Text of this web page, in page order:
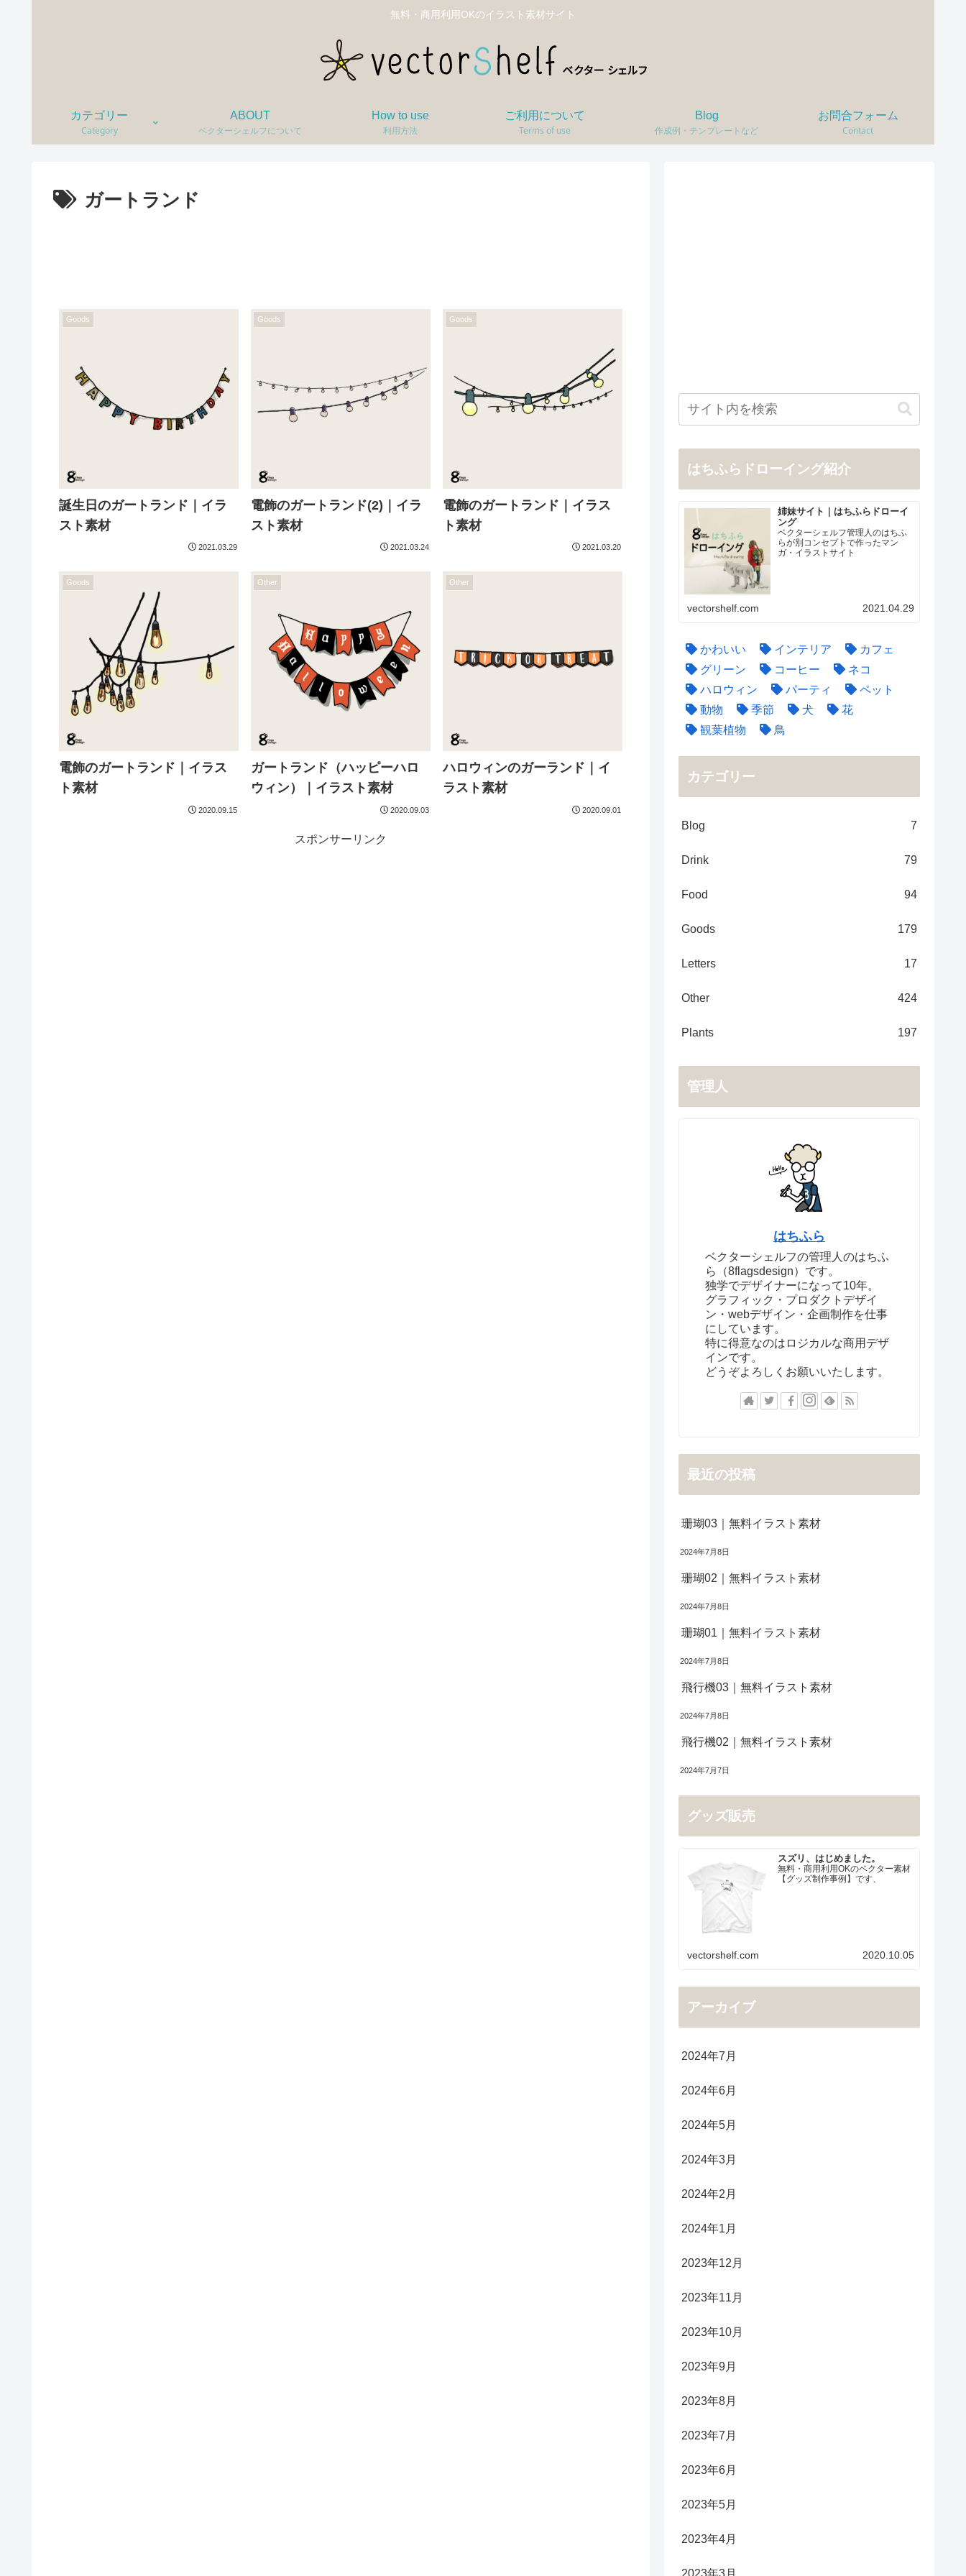
無料・商用利用OKのイラスト素材サイト
カテゴリー
Category
ABOUT
ベクターシェルフについて
How to use
利用方法
ご利用について
Terms of use
Blog
作成例・テンプレートなど
お問合フォーム
Contact
ガートランド
Goods
誕生日のガートランド｜イラ
スト素材
2021.03.29
Goods
電飾のガートランド(2)｜イラ
スト素材
2021.03.24
Goods
電飾のガートランド｜イラス
ト素材
2021.03.20
Goods
電飾のガートランド｜イラス
ト素材
2020.09.15
Other
ガートランド（ハッピーハロ
ウィン）｜イラスト素材
2020.09.03
Other
ハロウィンのガーランド｜イ
ラスト素材
2020.09.01
スポンサーリンク
はちふらドローイング紹介
姉妹サイト｜はちふらドローイ
ング
ベクターシェルフ管理人のはちふ
らが別コンセプトで作ったマン
ガ・イラストサイト
vectorshelf.com 2021.04.29
かわいい インテリア
カフェ
グリーン
コーヒー
ネコ
ハロウィン
パーティ
ペット
動物
季節 犬
花
観葉植物
鳥
カテゴリー
Blog 7
Drink 79
Food 94
Goods 179
Letters 17
Other 424
Plants 197
管理人
はちふら
ベクターシェルフの管理人のはちふ
ら（8flagsdesign）です。
独学でデザイナーになって10年。
グラフィック・プロダクトデザイ
ン・webデザイン・企画制作を仕事
にしています。
特に得意なのはロジカルな商用デザ
インです。
どうぞよろしくお願いいたします。
最近の投稿
珊瑚03｜無料イラスト素材
2024年7月8日
珊瑚02｜無料イラスト素材
2024年7月8日
珊瑚01｜無料イラスト素材
2024年7月8日
飛行機03｜無料イラスト素材
2024年7月8日
飛行機02｜無料イラスト素材
2024年7月7日
グッズ販売
スズリ、はじめました。
無料・商用利用OKのベクター素材
【グッズ制作事例】です、
vectorshelf.com 2020.10.05
アーカイブ
2024年7月
2024年6月
2024年5月
2024年3月
2024年2月
2024年1月
2023年12月
2023年11月
2023年10月
2023年9月
2023年8月
2023年7月
2023年6月
2023年5月
2023年4月
2023年3月